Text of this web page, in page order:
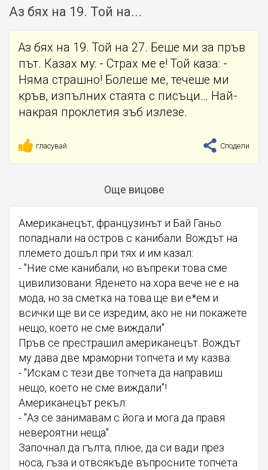
Аз бях на 19. Той на...
Аз бях на 19. Той на 27. Беше ми за пръв
път. Казах му: - Страх ме е! Той каза: -
Няма страшно! Болеше ме, течеше ми
кръв, изпълних стаята с писъци… Най-
накрая проклетия зъб излезе.
гласувай Сподели
Още вицове
Американецът, французинът и Бай Ганьо
попаднали на остров с канибали. Вождът на
племето дошъл при тях и им казал:
- "Ние сме канибали, но въпреки това сме
цивилизовани. Яденето на хора вече не е на
мода, но за сметка на това ще ви е*ем и
всички ще ви се изредим, ако не ни покажете
нещо, което не сме виждали".
Пръв се престрашил американецът. Вождът
му дава две мраморни топчета и му казва:
- "Искам с тези две топчета да направиш
нещо, което не сме виждали"!
Американецът рекъл:
- "Аз се занимавам с йога и мога да правя
невероятни неща".
Започнал да гълта, плюе, да си вади през
носа, гъза и отвсякъде въпросните топчета.